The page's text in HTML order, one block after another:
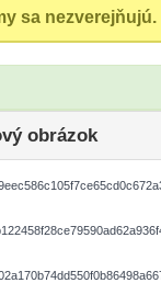
sa nezverejňujú.
obrázok